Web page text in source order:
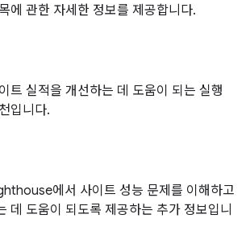
에 관한 자세한 정보를 제공합니다.
트 실적을 개선하는 데 도움이 되는 실행
입니다.
에서 사이트 성능 문제를 이해하고
데 도움이 되도록 제공하는 추가 정보입니